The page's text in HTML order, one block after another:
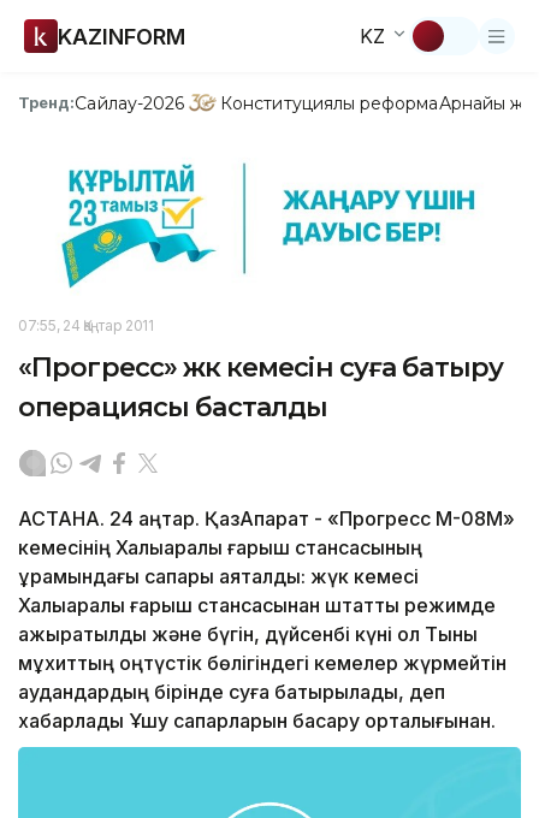
KAZINFORM KZ
Тренд:Сайлау-2026 Конституциялық реформаАрнайы
07:55, 24 Қаңтар 2011
«Прогресс» жүк кемесін суға батыру
операциясы басталды
АСТАНА. 24 қаңтар. ҚазАқпарат - «Прогресс М-08М»
кемесінің Халықаралық ғарыш стансасының
құрамындағы сапары аяқталды: жүк кемесі
Халықаралық ғарыш стансасынан штаттық режимде
ажыратылды және бүгін, дүйсенбі күні ол Тынық
мұхиттың оңтүстік бөлігіндегі кемелер жүрмейтін
аудандардың бірінде суға батырылады, деп
хабарлады Ұшу сапарларын басқару орталығынан.